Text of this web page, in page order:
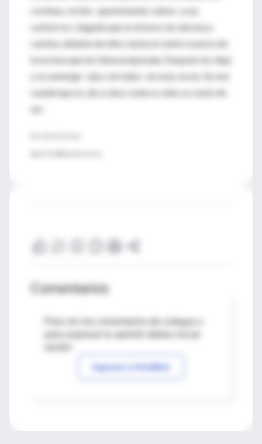
cortinas, recibe -aparentando calma- a sus
cachorros. Llegada que es la hora, los abraza y
camina, delante de ellos, hasta el centro exacto de
la escena que les tiene preparada. Después los deja
y se sumerge -ojos cerrados- en esas voces. En ese
caudal que es, de a ratos, toda su vida, su razón de
ser.
Comentarios
Para ver los comentarios de colegas o
Ingresar a IntraMed